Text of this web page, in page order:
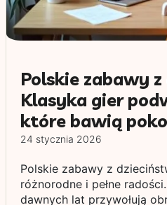
Polskie zabawy
Klasyka gier
które bawią
24 stycznia 2026
Polskie zabawy z
różnorodne i pełne
dawnych lat przywołują